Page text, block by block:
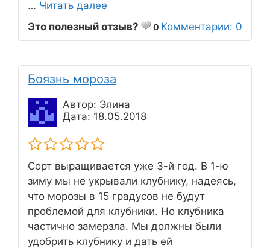
… Читать далее
Это полезный отзыв?
0 Комментарии: 0
Боязнь мороза
Автор: Элина
Дата: 18.05.2018
Сорт выращивается уже 3-й год. В 1-ю
зиму мы не укрывали клубнику, надеясь,
что морозы в 15 градусов не будут
проблемой для клубники. Но клубника
частично замерзла. Мы должны были
удобрить клубнику и дать ей